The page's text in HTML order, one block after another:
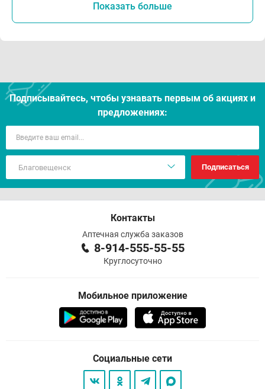
Показать больше
Подписывайтесь, чтобы узнавать первым об акцияx и
предложениях:
Подписаться
Контакты
Аптечная служба заказов
8-914-555-55-55
Круглосуточно
Мобильное приложение
Социальные сети